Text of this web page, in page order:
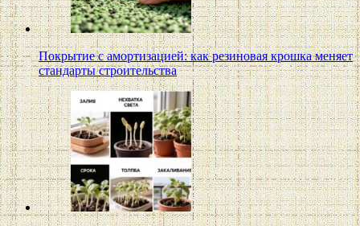
Покрытие с амортизацией: как резиновая крошка меняет
стандарты строительства